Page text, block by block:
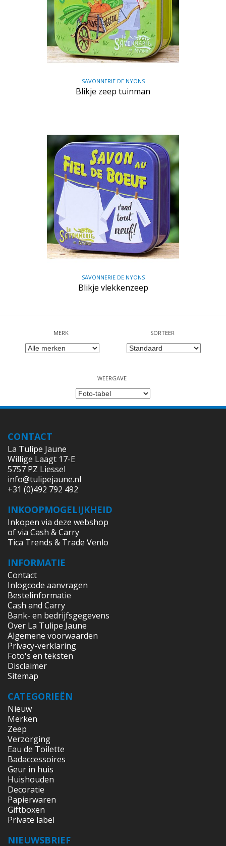
SAVONNERIE DE NYONS
Blikje zeep tuinman
SAVONNERIE DE NYONS
Blikje vlekkenzeep
MERK SORTEER
WEERGAVE
CONTACT
La Tulipe Jaune
Willige Laagt 17-E
5757 PZ Liessel
info@tulipejaune.nl
+31 (0)492 792 492
INKOOPMOGELIJKHEID
Inkopen via deze webshop
of via Cash & Carry
Tica Trends & Trade Venlo
INFORMATIE
Contact
Inlogcode aanvragen
Bestelinformatie
Cash and Carry
Bank- en bedrijfsgegevens
Over La Tulipe Jaune
Algemene voorwaarden
Privacy-verklaring
Foto's en teksten
Disclaimer
Sitemap
CATEGORIEËN
Nieuw
Merken
Zeep
Verzorging
Eau de Toilette
Badaccessoires
Geur in huis
Huishouden
Decoratie
Papierwaren
Giftboxen
Private label
NIEUWSBRIEF